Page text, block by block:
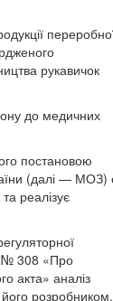
рукавичок
до медичних
постановою
(далі — МОЗ)
реалізує
№ 308 «Про
акта» аналіз
його розробником.